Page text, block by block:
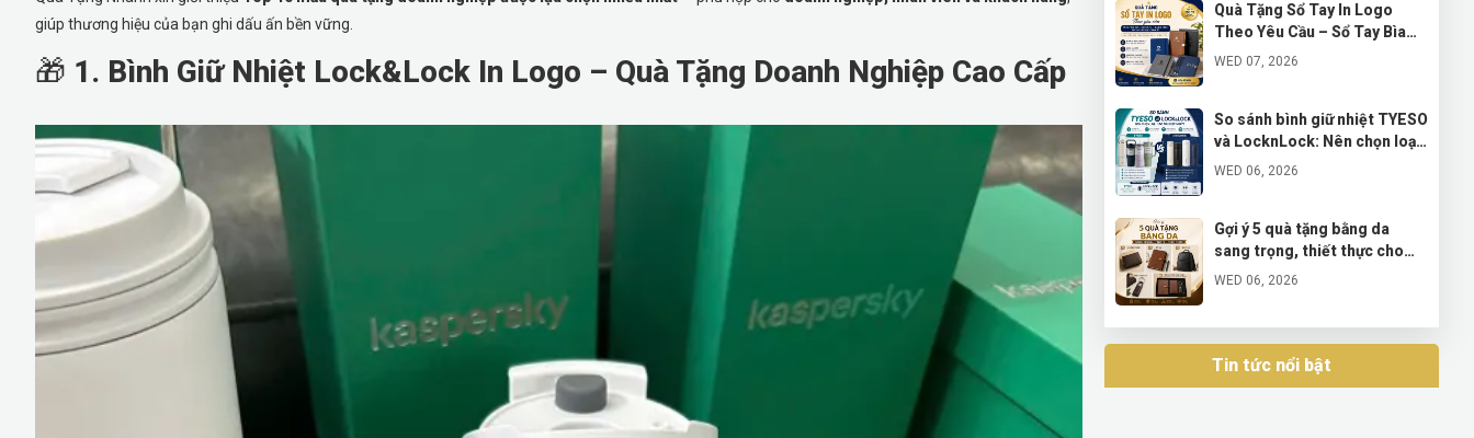
giúp thương hiệu của bạn ghi dấu ấn bền vững.
🎁 1. Bình Giữ Nhiệt Lock&Lock In Logo – Quà Tặng Doanh Nghiệp Cao Cấp
Quà Tặng Sổ Tay In Logo
Theo Yêu Cầu – Sổ Tay Bìa
Bồi, Bìa Da PU, Bìa Da Simili
WED 07, 2026
So sánh bình giữ nhiệt TYESO
và LocknLock: Nên chọn loại
nào phù hợp nhất?
WED 06, 2026
Gợi ý 5 quà tặng bằng da
sang trọng, thiết thực cho
doanh nghiệp
WED 06, 2026
được các hãng xe sang ưa
WED 06, 2026
Tin tức nổi bật